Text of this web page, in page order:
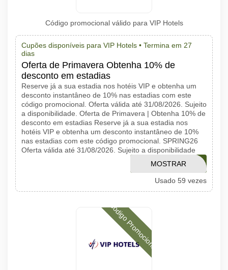
Código promocional válido para VIP Hotels
Cupões disponíveis para VIP Hotels • Termina em 27
dias
Oferta de Primavera Obtenha 10% de
desconto em estadias
Reserve já a sua estadia nos hotéis VIP e obtenha um
desconto instantâneo de 10% nas estadias com este
código promocional. Oferta válida até 31/08/2026. Sujeito
a disponibilidade. Oferta de Primavera | Obtenha 10% de
desconto em estadias Reserve já a sua estadia nos
hotéis VIP e obtenha um desconto instantâneo de 10%
nas estadias com este código promocional. SPRING26
Oferta válida até 31/08/2026. Sujeito a disponibilidade
SPRING26
MOSTRAR
CÓDIGO
Usado 59 vezes
Código Promocional